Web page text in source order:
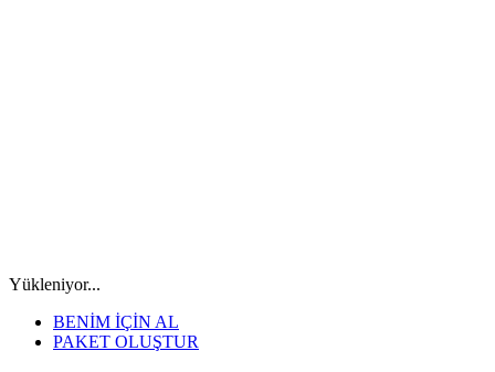
Yükleniyor...
BENİM İÇİN AL
PAKET OLUŞTUR